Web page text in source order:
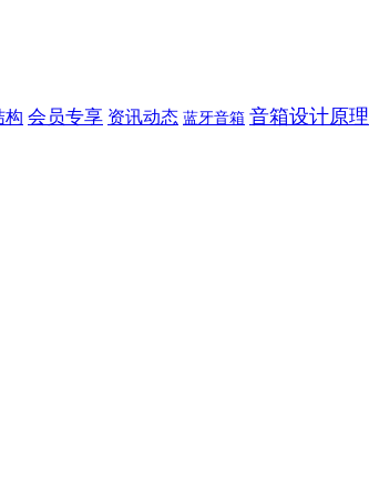
构 会员专享 资讯动态 蓝牙音箱 音箱设计原理